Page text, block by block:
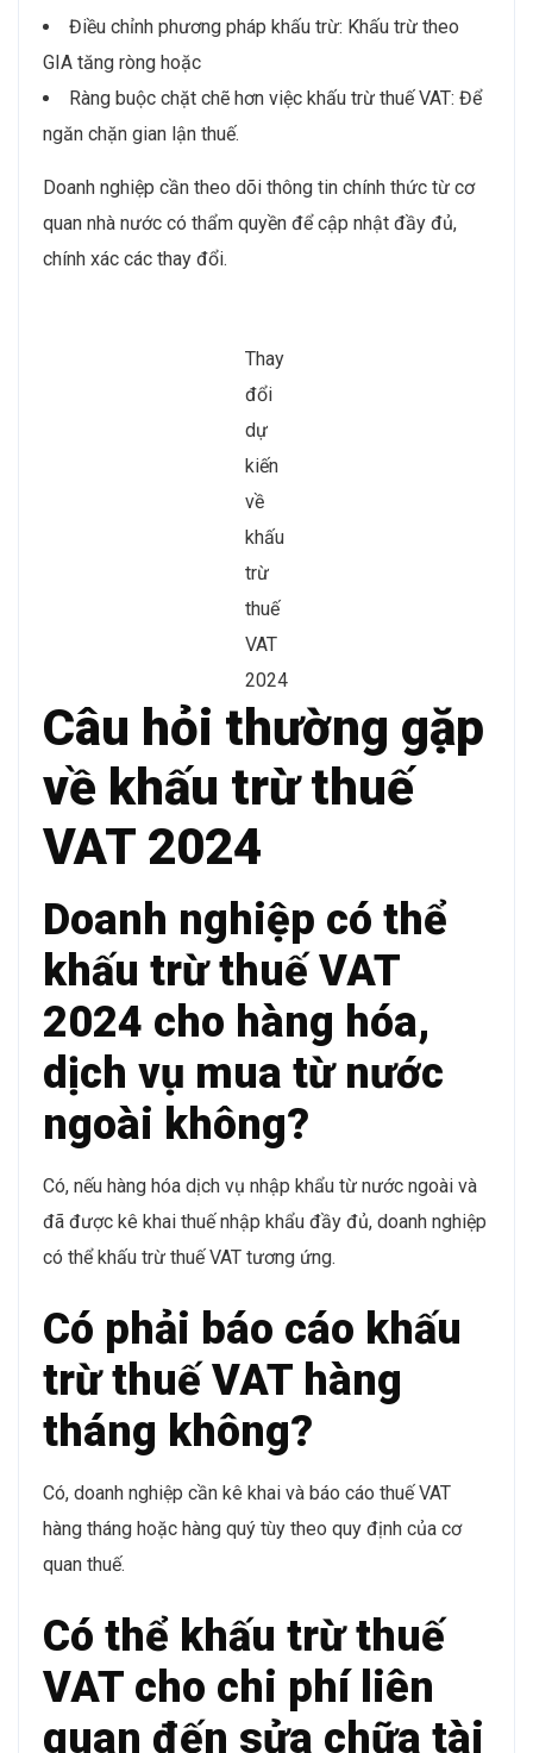
Điều chỉnh phương pháp khấu trừ: Khấu trừ theo
GIA tăng ròng hoặc
Ràng buộc chặt chẽ hơn việc khấu trừ thuế VAT: Để
ngăn chặn gian lận thuế.
Doanh nghiệp cần theo dõi thông tin chính thức từ cơ
quan nhà nước có thẩm quyền để cập nhật đầy đủ,
chính xác các thay đổi.
Thay
đổi
dự
kiến
về
khấu
trừ
thuế
VAT
2024
Câu hỏi thường gặp
về khấu trừ thuế
VAT 2024
Doanh nghiệp có thể
khấu trừ thuế VAT
2024 cho hàng hóa,
dịch vụ mua từ nước
ngoài không?
Có, nếu hàng hóa dịch vụ nhập khẩu từ nước ngoài và
đã được kê khai thuế nhập khẩu đầy đủ, doanh nghiệp
có thể khấu trừ thuế VAT tương ứng.
Có phải báo cáo khấu
trừ thuế VAT hàng
tháng không?
Có, doanh nghiệp cần kê khai và báo cáo thuế VAT
hàng tháng hoặc hàng quý tùy theo quy định của cơ
quan thuế.
Có thể khấu trừ thuế
VAT cho chi phí liên
quan đến sửa chữa tài